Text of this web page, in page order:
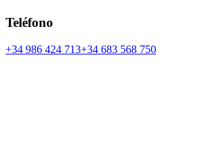
Teléfono
+34 986 424 713+34 683 568 750